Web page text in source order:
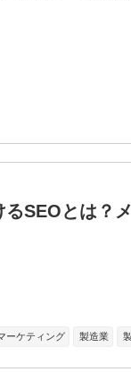
るSEOとは？
ーケティング 製造業